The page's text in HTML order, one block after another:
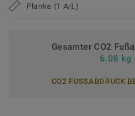
iD Naturals Click Ultimate ist
>> Erfahren Sie mehr über
Planke (1 Art.)
Gesamter CO2
6.08 kg
CO2 FUSSABDRUCK